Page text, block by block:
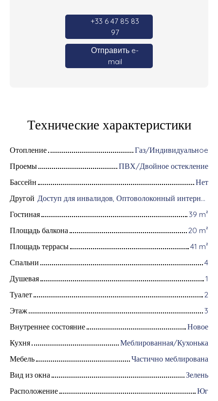
+33 6 47 85 83
97
Отправить e-
mail
Технические характеристики
Отопление
Газ/Индивидуальнoe
Проемы
ПВХ/Двойное остекление
Бассейн
Нет
Другой
Доступ для инвалидов, Оптоволоконный интернет, Интерком, Хранение велосипедов, Моторизованные ворота, Бронированная дверь, Система охранной сигнализации, Видеофон, Электрические жалюзи
Гостиная
39 m²
Площадь балкона
20 m²
Площадь террасы
41 m²
Спальни
4
Душевая
1
Туалет
2
Этаж
3
Внутреннее состояние
Новое
Кухня
Меблированная/Кухонька
Мебель
Частично меблирована
Вид из окна
Зелень
Расположение
Юг